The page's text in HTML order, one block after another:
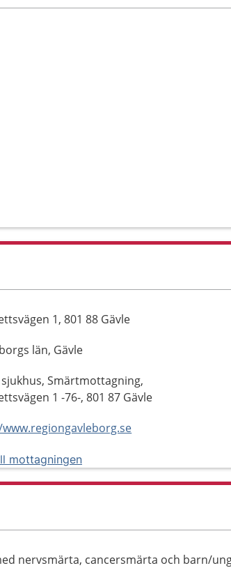
1, 801 88 Gävle
län, Gävle
sjukhus, Smärtmottagning,
1 -76-, 801 87 Gävle
mottagningen
nervsmärta, cancersmärta och barn/